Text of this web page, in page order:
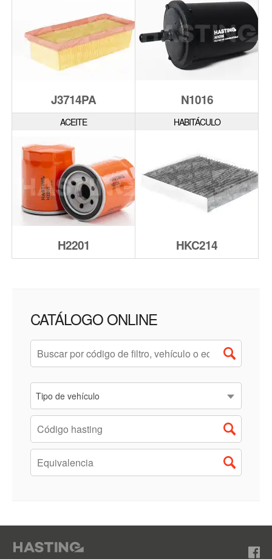
J3714PA N1016
ACEITE
H2201
HABITÁCULO
HKC214
CATÁLOGO ONLINE
Tipo de vehículo